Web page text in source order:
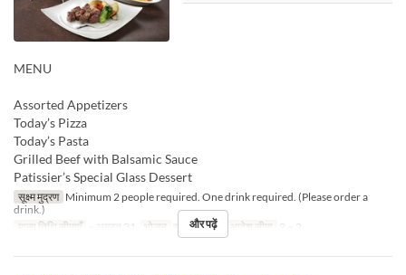
MENU
Assorted Appetizers
Today’s Pizza
Today’s Pasta
Grilled Beef with Balsamic Sauce
Patissier’s Special Glass Dessert
सूक्ष्म मुद्रण Minimum 2 people required. One drink required. (Please order a
drink.)
मान्य तिथि सीमाएँ
~ अगस्त 31 भोजन रात का खाना आदेश सीमा 2 ~ 2
और पढ़ें